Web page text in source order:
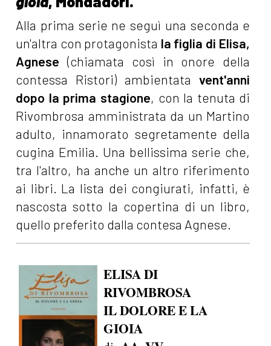
Alla prima serie ne seguì una seconda e
un'altra con protagonista la figlia di Elisa,
Agnese (chiamata così in onore della
contessa Ristori) ambientata vent'anni
dopo la prima stagione, con la tenuta di
Rivombrosa amministrata da un Martino
adulto, innamorato segretamente della
cugina Emilia. Una bellissima serie che,
tra l'altro, ha anche un altro riferimento
ai libri. La lista dei congiurati, infatti, è
nascosta sotto la copertina di un libro,
quello preferito dalla contesa Agnese.
ELISA DI
RIVOMBROSA
IL DOLORE E LA
GIOIA